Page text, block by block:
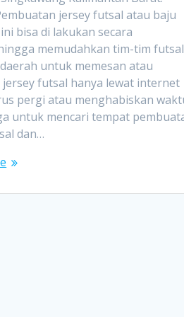
jersey futsal atau baju
bisa di lakukan secara
memudahkan tim-tim futsal
untuk memesan atau
futsal hanya lewat internet
pergi atau menghabiskan
untuk mencari tempat
dan…